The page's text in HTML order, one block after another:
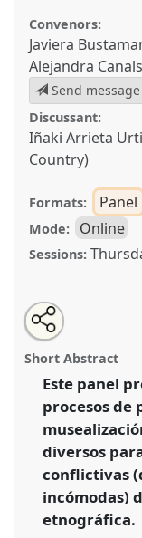
Convenors:
Javiera
Alejandra
Send
Discussant:
Iñaki Arrieta
Country)
Formats: Panel
Mode: Online
Sessions:
La
memorias
etnografía (SP).
EASA2024:
Anthropology.
https://
show
in
Open
an
email
this
panel
Share
the
panel
on
facebook
Tweet
about
this
Share
this
panel
Short Abstract
Este panel
procesos de
diversos
conflictivas
incómodas)
etnográfica.